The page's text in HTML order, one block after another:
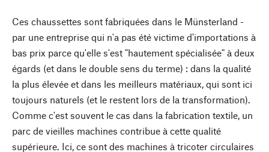
Ces chaussettes sont fabriquées dans le Münsterland -
par une entreprise qui n'a pas été victime d'importations à
bas prix parce qu'elle s'est "hautement spécialisée" à deux
égards (et dans le double sens du terme) : dans la qualité
la plus élevée et dans les meilleurs matériaux, qui sont ici
toujours naturels (et le restent lors de la transformation).
Comme c'est souvent le cas dans la fabrication textile, un
parc de vieilles machines contribue à cette qualité
supérieure. Ici, ce sont des machines à tricoter circulaires